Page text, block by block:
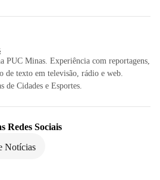
PUC Minas. Experiência com reportagens,
de texto em televisão, rádio e web.
de Cidades e Esportes.
Redes Sociais